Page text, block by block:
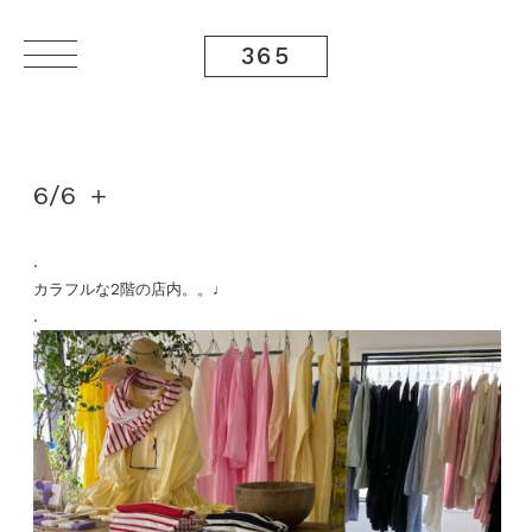
365
6/6 ＋
.
カラフルな2階の店内。。♩
.